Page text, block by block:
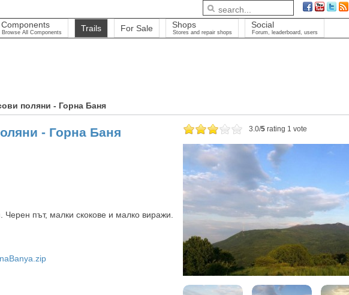
Components
Browse All Components Trails For Sale Shops
Stores and repair shops
Social
Forum, leaderboard, users
поляни - Горна Баня
3.0/5 rating 1 vote
- Горна Баня
път, малки скокове и малко виражи.